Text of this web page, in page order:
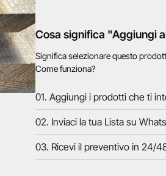
Cosa significa "Aggiungi
Significa selezionare questo
Come funziona?
01. Aggiungi i prodotti che ti
02. Inviaci la tua Lista su
03. Ricevi il preventivo in 24/